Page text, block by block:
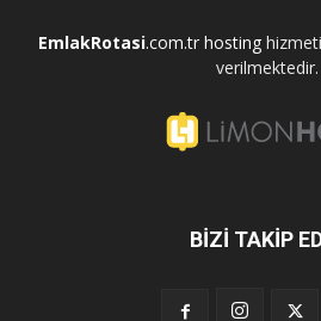
EmlakRotasi.com.tr hosting
verilmektedir.
BİZİ TAKİP